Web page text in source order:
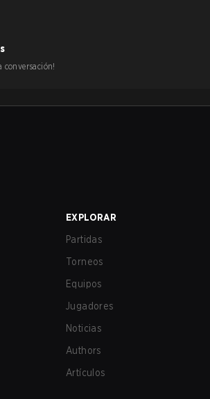
conversación!
EXPLORAR
Partidas
Torneos
Equipos
Jugadores
Noticias
Authors
Artículos